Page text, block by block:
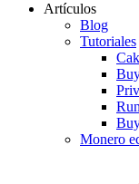
Artículos
Blog
Tutoriales
Monero